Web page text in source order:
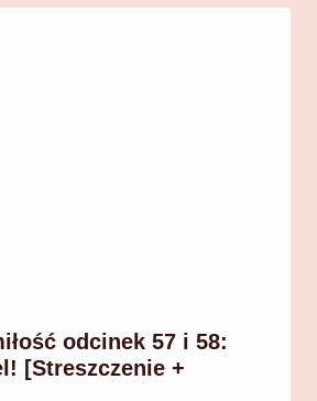
odcinek 57 i 58:
[Streszczenie +